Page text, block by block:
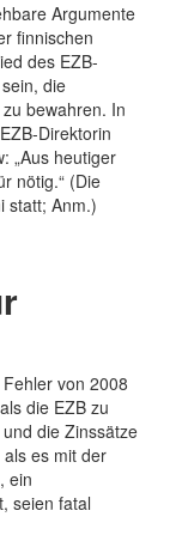
Argumente
finnischen
des EZB-
die
bewahren. In
Direktorin
„Aus heutiger
nötig.“ (Die
statt; Anm.)
von 2008
die EZB zu
die Zinssätze
es mit der
ein
seien fatal